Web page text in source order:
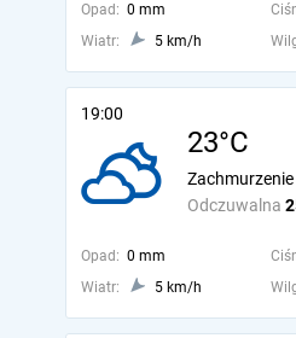
Opad: 0 mm
Wiatr:
5 km/h
19:00
23°C
Odczuwalna
Opad: 0 mm
Wiatr:
5 km/h